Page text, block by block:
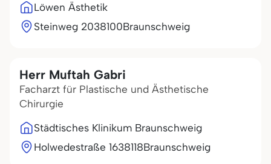
Löwen Ästhetik
Steinweg 2038100Braunschweig
Herr Muftah Gabri
Facharzt für Plastische und Ästhetische
Chirurgie
Städtisches Klinikum Braunschweig
Holwedestraße 1638118Braunschweig